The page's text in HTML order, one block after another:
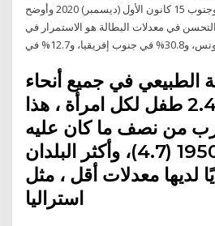
البرازيل والهند وروسيا وجنوب 15 كانون الأول (ديسمبر) 2020 وأوضح
في معدلات البطالة هو الاستمرار في
الطبيعي في جميع أنحاء
العالم حوالي 2.4 طفل لكل امرأة ، هذا
من نصف ما كان عليه
في عام 1950 (4.7)، وأكثر البلدان
لديها معدلات أقل ، مثل
استراليا